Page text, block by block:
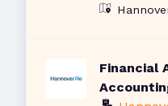
Financial